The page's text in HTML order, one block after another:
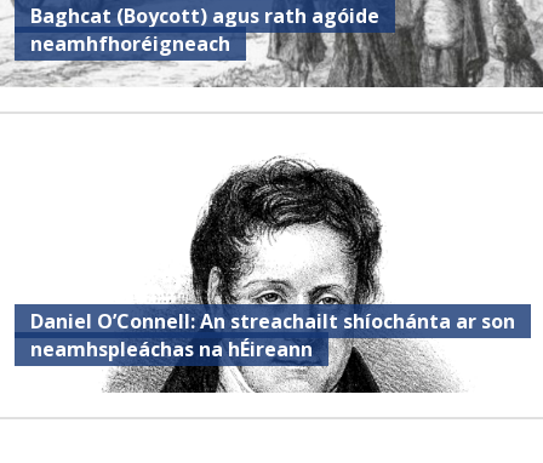
Baghcat (Boycott) agus rath agóide
neamhfhoréigneach
Daniel O’Connell: An streachailt shíochánta ar son
neamhspleáchas na hÉireann